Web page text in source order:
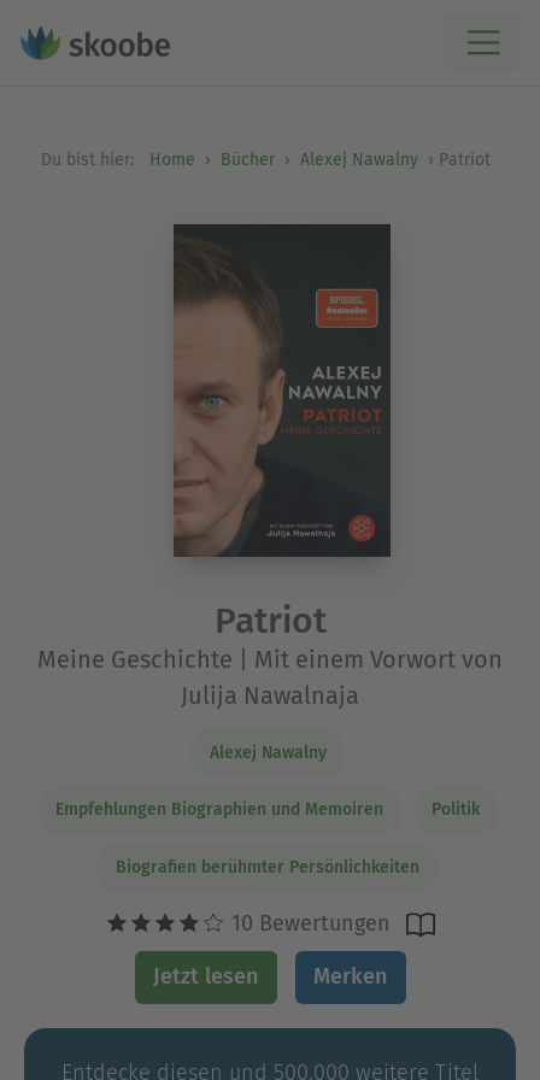
Du bist hier: Home Bücher Alexej Nawalny Patriot
Patriot
Meine Geschichte | Mit einem Vorwort von
Julija Nawalnaja
Alexej Nawalny
Empfehlungen Biographien und Memoiren Politik
Biografien berühmter Persönlichkeiten
10 Bewertungen
Jetzt lesen Merken
Entdecke diesen und 500.000 weitere Titel